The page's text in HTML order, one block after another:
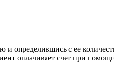
определившись с ее
оплачивает счет при